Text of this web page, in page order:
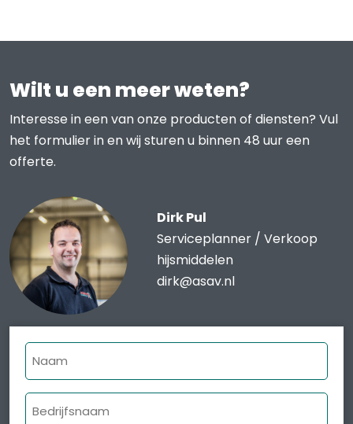
Wilt u een meer weten?
Interesse in een van onze producten of diensten? Vul
het formulier in en wij sturen u binnen 48 uur een
offerte.
Dirk Pul
Serviceplanner / Verkoop
hijsmiddelen
dirk@asav.nl
Naam
Bedrijfsnaam